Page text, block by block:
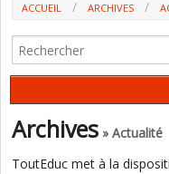
ACCUEIL ARCHIVES
JEUNES “INVISIBLES“ OU ISSUS
Archives » Actualité
ToutEduc met à la